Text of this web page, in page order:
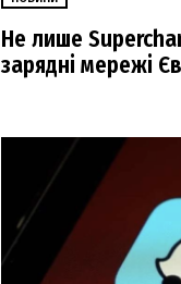
Не лише
зарядні мережі